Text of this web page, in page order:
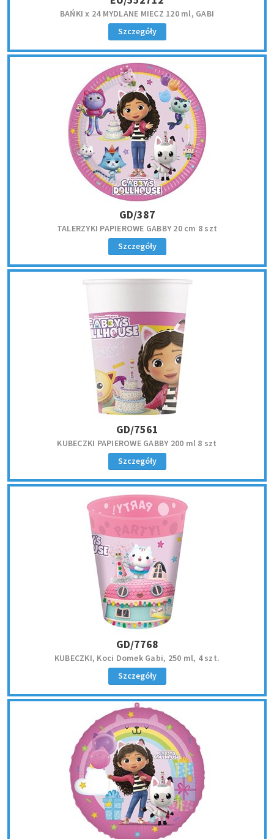
BAŃKI x 24 MYDLANE MIECZ 120 ml, GABI
Szczegóły
GD/387
TALERZYKI PAPIEROWE GABBY 20 cm 8 szt
Szczegóły
GD/7561
KUBECZKI PAPIEROWE GABBY 200 ml 8 szt
Szczegóły
GD/7768
KUBECZKI, Koci Domek Gabi, 250 ml, 4 szt.
Szczegóły